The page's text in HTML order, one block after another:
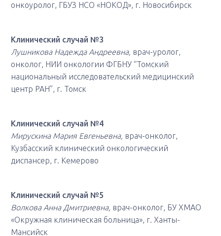
онкоуролог, ГБУЗ НСО «НОКОД», г. Новосибирск
Клинический случай №3
Лушникова Надежда Андреевна, врач-уролог,
онколог, НИИ онкологии ФГБНУ “Томский
национальный исследовательский медицинский
центр РАН”, г. Томск
Клинический случай №4
Мирускина Мария Евгеньевна, врач-онколог,
Кузбасский клинический онкологический
диспансер, г. Кемерово
Клинический случай №5
Волкова Анна Дмитриевна, врач-онколог, БУ ХМАО
«Окружная клиническая больница», г. Ханты-
Мансийск